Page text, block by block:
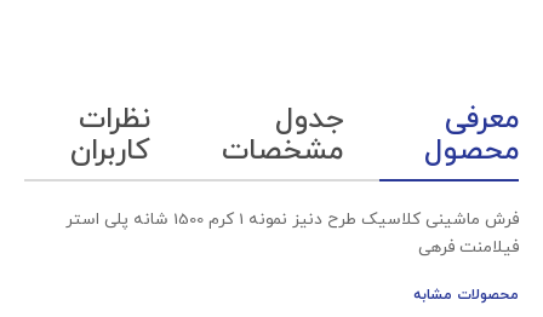
معرفی
محصول
جدول
مشخصات
نظرات
کاربران
فرش ماشینی کلاسیک طرح دنیز نمونه 1 کرم 1500 شانه پلی استر
فیلامنت فرهی
محصولات مشابه